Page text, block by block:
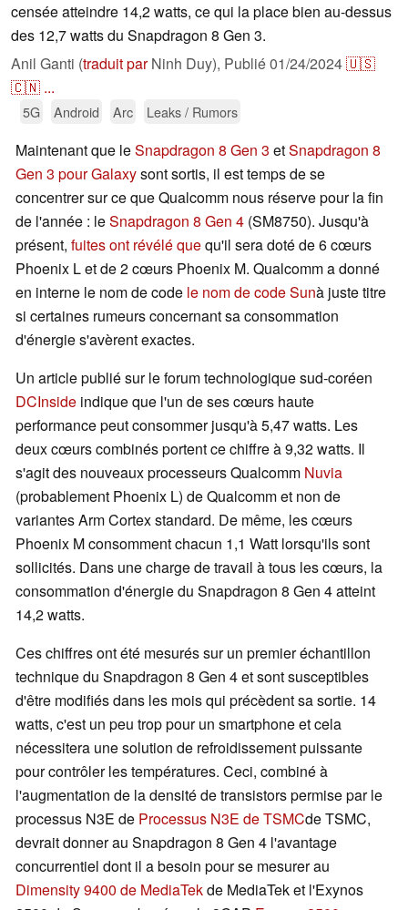
censée atteindre 14,2 watts, ce qui la place bien au-dessus
des 12,7 watts du Snapdragon 8 Gen 3.
Anil Ganti (traduit parNinh Duy), Publié01/24/2024🇺🇸
🇨🇳 ...
5G Android Arc Leaks / Rumors
Maintenant que leSnapdragon 8 Gen 3 etSnapdragon 8
Gen 3 pour Galaxysont sortis, il est temps de se
concentrer sur ce que Qualcomm nous réserve pour la fin
de l'année : leSnapdragon 8 Gen 4 (SM8750). Jusqu'à
présent, fuites ont révélé quequ'il sera doté de 6 cœurs
Phoenix L et de 2 cœurs Phoenix M. Qualcomm a donné
en interne le nom de code le nom de code Sunà juste titre
si certaines rumeurs concernant sa consommation
d'énergie s'avèrent exactes.
Un article publié sur le forum technologique sud-coréen
DCInside indique que l'un de ses cœurs haute
performance peut consommer jusqu'à 5,47 watts. Les
deux cœurs combinés portent ce chiffre à 9,32 watts. Il
s'agit des nouveaux processeurs Qualcomm Nuvia
(probablement Phoenix L) de Qualcomm et non de
variantes Arm Cortex standard. De même, les cœurs
Phoenix M consomment chacun 1,1 Watt lorsqu'ils sont
sollicités. Dans une charge de travail à tous les cœurs, la
consommation d'énergie du Snapdragon 8 Gen 4 atteint
14,2 watts.
Ces chiffres ont été mesurés sur un premier échantillon
technique du Snapdragon 8 Gen 4 et sont susceptibles
d'être modifiés dans les mois qui précèdent sa sortie. 14
watts, c'est un peu trop pour un smartphone et cela
nécessitera une solution de refroidissement puissante
pour contrôler les températures. Ceci, combiné à
l'augmentation de la densité de transistors permise par le
processus N3E de Processus N3E de TSMCde TSMC,
devrait donner au Snapdragon 8 Gen 4 l'avantage
concurrentiel dont il a besoin pour se mesurer au
Dimensity 9400 de MediaTekde MediaTek et l'Exynos